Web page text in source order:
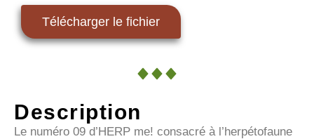
Télécharger le fichier
Description
Le numéro 09 d’HERP me! consacré à l’herpétofaune